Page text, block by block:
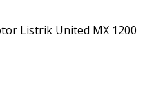
Listrik United MX 1200